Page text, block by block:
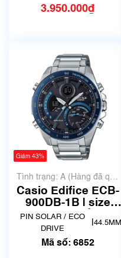
3.950.000₫
Giảm 43%
Tình trạng: A (Hàng đã qua
sử dụng nhưng rất đẹp,
không có xước)
Casio Edifice ECB-
900DB-1B | size
46mm | Mã số 6852
PIN SOLAR / ECO
DRIVE
44.5MM
Mã số: 6852